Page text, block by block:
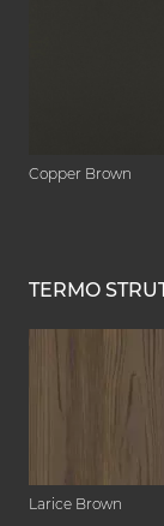
Copper Brown
TERMO
Larice Brown